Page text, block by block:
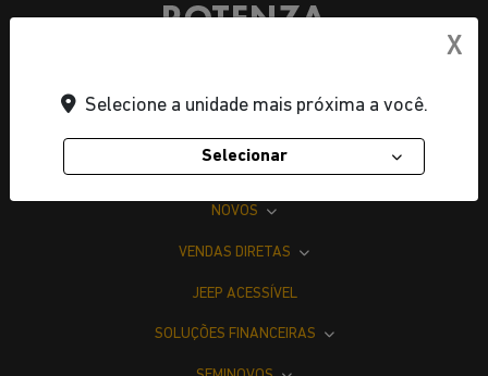
OFERTAS
NOVOS
VENDAS DIRETAS
JEEP ACESSÍVEL
SOLUÇÕES FINANCEIRAS
X
Selecione a unidade mais próxima a você.
Selecionar